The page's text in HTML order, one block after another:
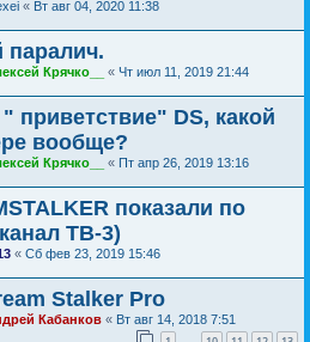
« Вт авг 04, 2020 11:38
Крячко__ « Чт июл 11, 2019 21:44
приветствие" DS, какой
вообще?
Крячко__ « Пт апр 26, 2019 13:16
показали по
ТВ-3)
« Сб фев 23, 2019 15:46
Stalker Pro
Кабанков « Вт авг 14, 2018 7:51